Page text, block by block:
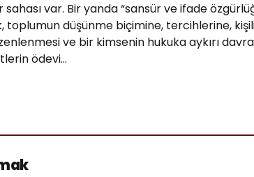
var. Bir yanda “sansür ve ifade
toplumun düşünme biçimine, tercihlerine,
ve bir kimsenin hukuka aykırı
ödevi…